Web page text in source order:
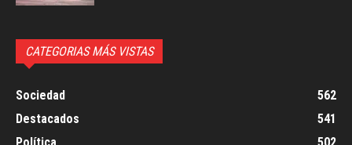
CATEGORIAS MÁS VISTAS
Sociedad
562
Destacados
541